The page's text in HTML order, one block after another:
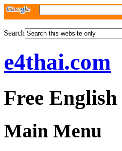
Search
e4thai.com
Free
Main Menu